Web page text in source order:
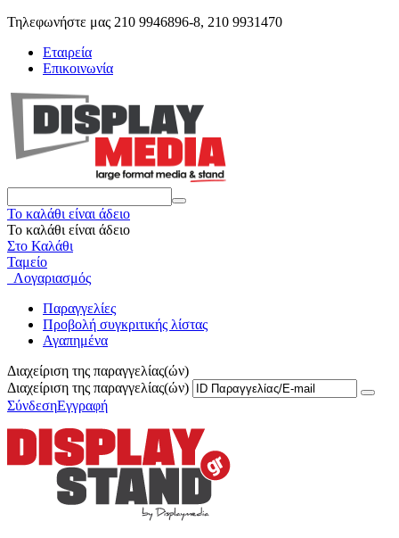
Τηλεφωνήστε μας 210 9946896-8, 210 9931470
Εταιρεία
Επικοινωνία
Το καλάθι είναι άδειο
Το καλάθι είναι άδειο
Στο Καλάθι
Ταμείο
Λογαριασμός
Παραγγελίες
Προβολή συγκριτικής λίστας
Αγαπημένα
Διαχείριση της παραγγελίας(ών)
Διαχείριση της παραγγελίας(ών)
ΣύνδεσηΕγγραφή